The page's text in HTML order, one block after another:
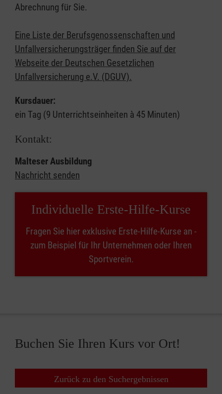
Abrechnung für Sie.
Eine Liste der Berufsgenossenschaften und
Unfallversicherungsträger finden Sie auf der
Webseite der Deutschen Gesetzlichen
Unfallversicherung e.V. (DGUV).
Kursdauer:
ein Tag (9 Unterrichtseinheiten à 45 Minuten)
Kontakt:
Malteser Ausbildung
Nachricht senden
Individuelle Erste-Hilfe-Kurse
Fragen Sie hier exklusive Erste-Hilfe-Kurse an -
zum Beispiel für Ihr Unternehmen oder Ihren
Sportverein.
Buchen Sie Ihren Kurs vor Ort!
Zurück zu den Suchergebnissen